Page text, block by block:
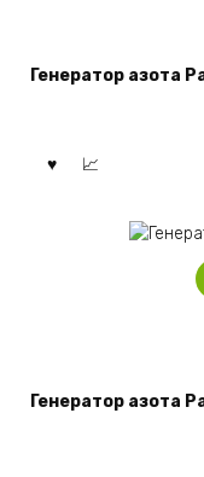
Генератор азота
Генератор азота